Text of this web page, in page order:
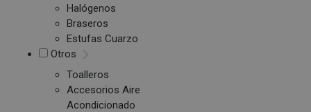
Halógenos
Braseros
Estufas Cuarzo
Otros
Toalleros
Accesorios Aire
Acondicionado